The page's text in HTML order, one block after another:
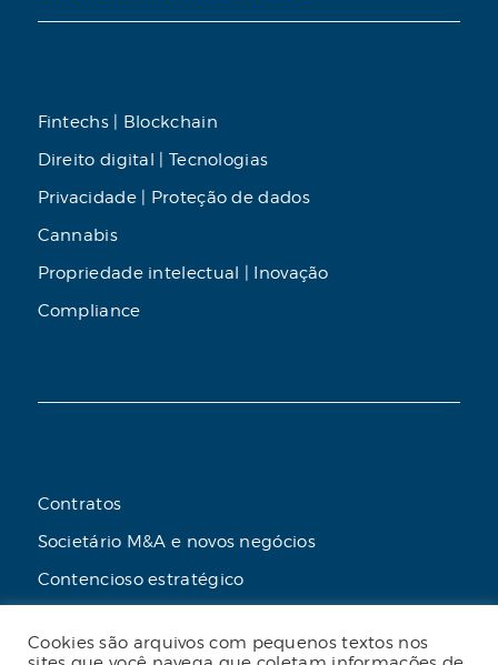
Fintechs | Blockchain
Direito digital | Tecnologias
Privacidade | Proteção de dados
Cannabis
Propriedade intelectual | Inovação
Compliance
Contratos
Societário M&A e novos negócios
Contencioso estratégico
Advogado online
Cookies são arquivos com pequenos textos nos